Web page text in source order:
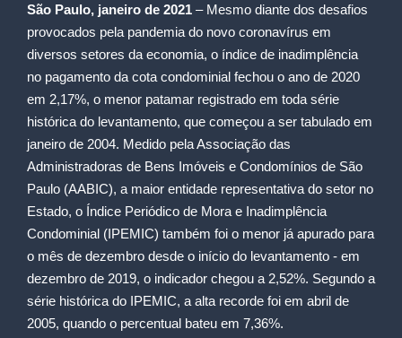
São Paulo, janeiro de 2021 – Mesmo diante dos desafios
provocados pela pandemia do novo coronavírus em
diversos setores da economia, o índice de inadimplência
no pagamento da cota condominial fechou o ano de 2020
em 2,17%, o menor patamar registrado em toda série
histórica do levantamento, que começou a ser tabulado em
janeiro de 2004. Medido pela Associação das
Administradoras de Bens Imóveis e Condomínios de São
Paulo (AABIC), a maior entidade representativa do setor no
Estado, o Índice Periódico de Mora e Inadimplência
Condominial (IPEMIC) também foi o menor já apurado para
o mês de dezembro desde o início do levantamento - em
dezembro de 2019, o indicador chegou a 2,52%. Segundo a
série histórica do IPEMIC, a alta recorde foi em abril de
2005, quando o percentual bateu em 7,36%.